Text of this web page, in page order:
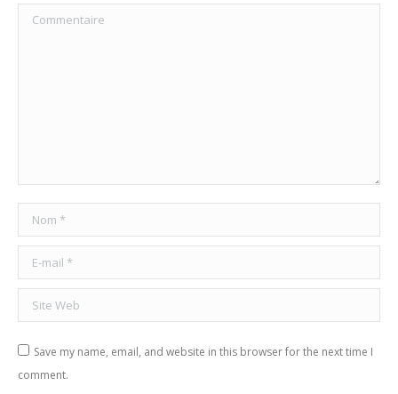
Commentaire
Nom *
E-mail *
Site Web
Save my name, email, and website in this browser for the next time I
comment.